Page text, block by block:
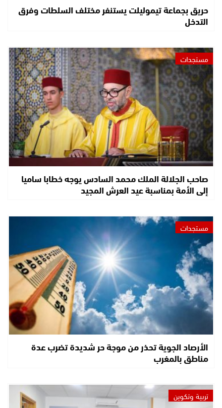
حريق بجماعة تيموليلت يستنفر مختلف السلطات وفرق
التدخل
مستجدات
صاحب الجلالة الملك محمد السادس يوجه خطابا ساميا
إلى الأمة بمناسبة عيد العرش المجيد
مستجدات
الأرصاد الجوية تحذر من موجة حر شديدة تضرب عدة
مناطق بالمغرب
تربية وتكوين